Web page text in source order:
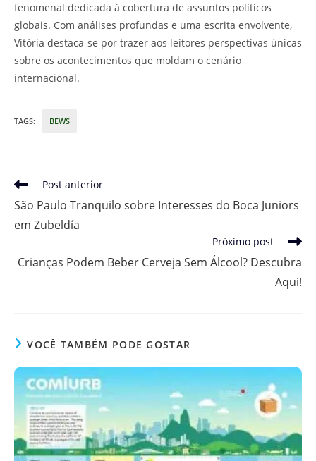
fenomenal dedicada à cobertura de assuntos políticos
globais. Com análises profundas e uma escrita envolvente,
Vitória destaca-se por trazer aos leitores perspectivas únicas
sobre os acontecimentos que moldam o cenário
internacional.
TAGS: BEWS
Leia
artigos
Post anterior
São Paulo Tranquilo sobre Interesses do Boca Juniors
em Zubeldía
Próximo post
Crianças Podem Beber Cerveja Sem Álcool? Descubra
Aqui!
VOCÊ TAMBÉM PODE GOSTAR